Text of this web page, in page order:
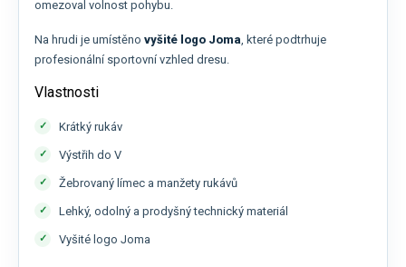
omezoval volnost pohybu.
Na hrudi je umístěno vyšité logo Joma, které podtrhuje
profesionální sportovní vzhled dresu.
Vlastnosti
Krátký rukáv
Výstřih do V
Žebrovaný límec a manžety rukávů
Lehký, odolný a prodyšný technický materiál
Vyšité logo Joma